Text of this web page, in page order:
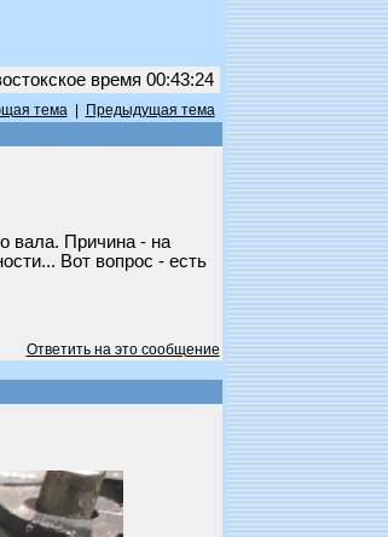
время 00:43:24
тема|
Предыдущая тема
вала. Причина - на
Вот вопрос - есть
Ответить на это сообщение